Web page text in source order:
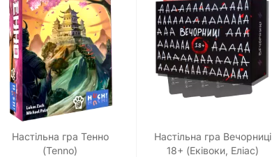
Настільна гра Тенно
(Tenno)
Настільна гра Вечорниці
18+ (Еківоки, Еліас)